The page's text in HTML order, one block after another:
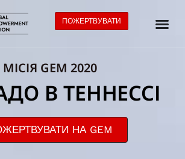
ПОЖЕРТВУВАТИ
МІСІЯ GEM 2020
В ТЕННЕССІ
НА GEM